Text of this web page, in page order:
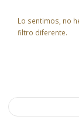
Lo sentimos, no
filtro diferente.